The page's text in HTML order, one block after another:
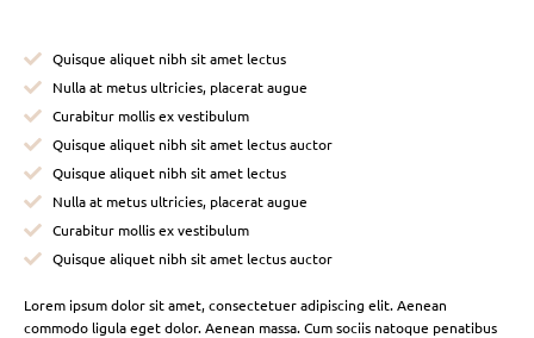
Quisque aliquet nibh sit amet lectus
Nulla at metus ultricies, placerat augue
Curabitur mollis ex vestibulum
Quisque aliquet nibh sit amet lectus auctor
Quisque aliquet nibh sit amet lectus
Nulla at metus ultricies, placerat augue
Curabitur mollis ex vestibulum
Quisque aliquet nibh sit amet lectus auctor
Lorem ipsum dolor sit amet, consectetuer adipiscing elit. Aenean
commodo ligula eget dolor. Aenean massa. Cum sociis natoque penatibus